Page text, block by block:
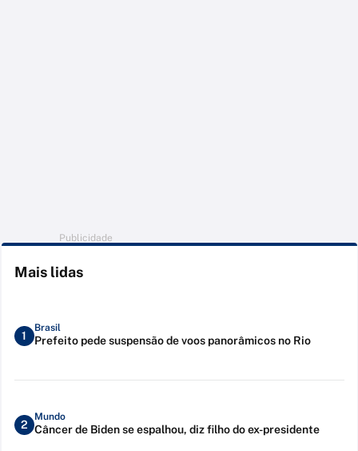
Publicidade
Mais lidas
1
Brasil
Prefeito pede suspensão de voos panorâmicos no Rio
2
Mundo
Câncer de Biden se espalhou, diz filho do ex-presidente